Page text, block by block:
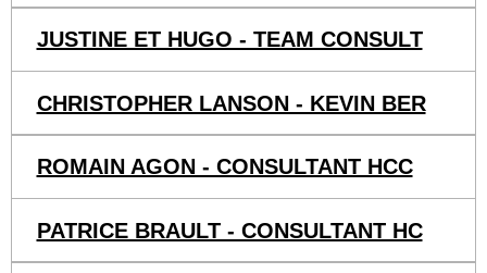
JUSTINE ET HUGO - TEAM CONSULT
CHRISTOPHER LANSON - KEVIN BER
ROMAIN AGON - CONSULTANT HCC
PATRICE BRAULT - CONSULTANT HC